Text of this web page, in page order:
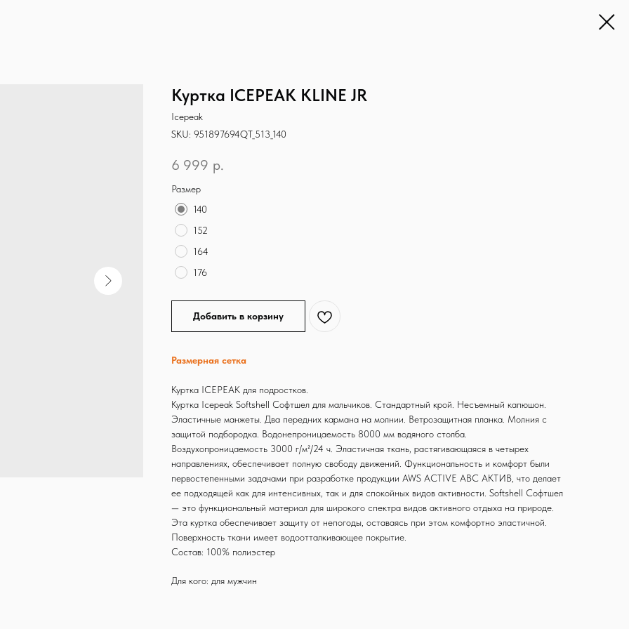
Куртка ICEPEAK KLINE JR
Icepeak
SKU: 951897694QT_513_140
6 999 р.
Размер
140
152
164
176
Добавить в корзину
Размерная сетка
Куртка ICEPEAK для подростков.
Куртка Icepeak Softshell Софтшел для мальчиков. Стандартный крой. Несъемный капюшон.
Эластичные манжеты. Два передних кармана на молнии. Ветрозащитная планка. Молния с
защитой подбородка. Водонепроницаемость 8000 мм водяного столба.
Воздухопроницаемость 3000 г/м²/24 ч. Эластичная ткань, растягивающаяся в четырех
направлениях, обеспечивает полную свободу движений. Функциональность и комфорт были
первостепенными задачами при разработке продукции AWS ACTIVE АВС АКТИВ, что делает
ее подходящей как для интенсивных, так и для спокойных видов активности. Softshell Софтшел
— это функциональный материал для широкого спектра видов активного отдыха на природе.
Эта куртка обеспечивает защиту от непогоды, оставаясь при этом комфортно эластичной.
Поверхность ткани имеет водоотталкивающее покрытие.
Состав: 100% полиэстер
Для кого: для мужчин